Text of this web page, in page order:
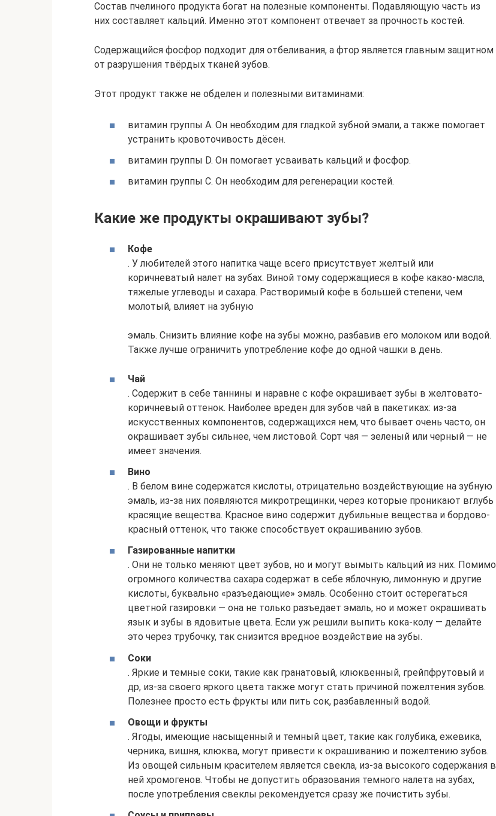
Состав пчелиного продукта богат на полезные компоненты. Подавляющую часть из
них составляет кальций. Именно этот компонент отвечает за прочность костей.
Содержащийся фосфор подходит для отбеливания, а фтор является главным защитном
от разрушения твёрдых тканей зубов.
Этот продукт также не обделен и полезными витаминами:
витамин группы А. Он необходим для гладкой зубной эмали, а также помогает
устранить кровоточивость дёсен.
витамин группы D. Он помогает усваивать кальций и фосфор.
витамин группы С. Он необходим для регенерации костей.
Какие же продукты окрашивают зубы?
Кофе
. У любителей этого напитка чаще всего присутствует желтый или
коричневатый налет на зубах. Виной тому содержащиеся в кофе какао-масла,
тяжелые углеводы и сахара. Растворимый кофе в большей степени, чем
молотый, влияет на зубную
эмаль. Снизить влияние кофе на зубы можно, разбавив его молоком или водой.
Также лучше ограничить употребление кофе до одной чашки в день.
Чай
. Содержит в себе таннины и наравне с кофе окрашивает зубы в желтовато-
коричневый оттенок. Наиболее вреден для зубов чай в пакетиках: из-за
искусственных компонентов, содержащихся нем, что бывает очень часто, он
окрашивает зубы сильнее, чем листовой. Сорт чая — зеленый или черный — не
имеет значения.
Вино
. В белом вине содержатся кислоты, отрицательно воздействующие на зубную
эмаль, из-за них появляются микротрещинки, через которые проникают вглубь
красящие вещества. Красное вино содержит дубильные вещества и бордово-
красный оттенок, что также способствует окрашиванию зубов.
Газированные напитки
. Они не только меняют цвет зубов, но и могут вымыть кальций из них. Помимо
огромного количества сахара содержат в себе яблочную, лимонную и другие
кислоты, буквально «разъедающие» эмаль. Особенно стоит остерегаться
цветной газировки — она не только разъедает эмаль, но и может окрашивать
язык и зубы в ядовитые цвета. Если уж решили выпить кока-колу — делайте
это через трубочку, так снизится вредное воздействие на зубы.
Соки
. Яркие и темные соки, такие как гранатовый, клюквенный, грейпфрутовый и
др, из-за своего яркого цвета также могут стать причиной пожелтения зубов.
Полезнее просто есть фрукты или пить сок, разбавленный водой.
Овощи и фрукты
. Ягоды, имеющие насыщенный и темный цвет, такие как голубика, ежевика,
черника, вишня, клюква, могут привести к окрашиванию и пожелтению зубов.
Из овощей сильным красителем является свекла, из-за высокого содержания в
ней хромогенов. Чтобы не допустить образования темного налета на зубах,
после употребления свеклы рекомендуется сразу же почистить зубы.